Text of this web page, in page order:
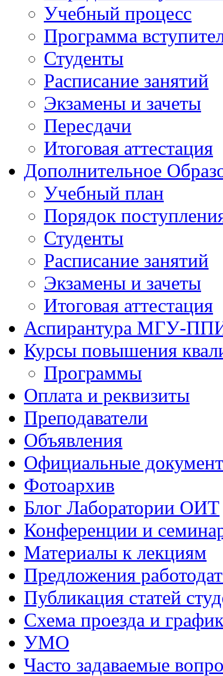
Учебный процесс
Программа
Студенты
Расписание занятий
Экзамены и зачеты
Пересдачи
Итоговая аттестация
Дополнительное
Учебный план
Порядок
Студенты
Расписание занятий
Экзамены и зачеты
Итоговая аттестация
Аспирантура МГУ-
Курсы повышения
Программы
Оплата и реквизиты
Преподаватели
Объявления
Официальные
Фотоархив
Блог Лаборатории ОИТ
Конференции и
Материалы к лекциям
Предложения
Публикация статей
Схема проезда и
УМО
Часто задаваемые